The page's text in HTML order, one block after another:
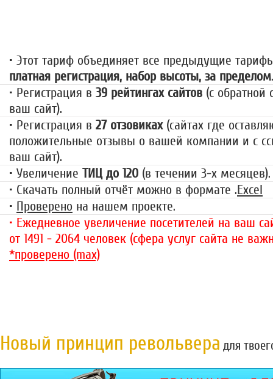
• Этот тариф объединяет все предыдущие
платная регистрация, набор высоты, за пределом.
• Регистрация в 39 рейтингах сайтов (с обратной
ваш сайт).
• Регистрация в 27 отзовиках(сайтах где
положительные отзывы о вашей компании и с
ваш сайт).
• Увеличение ТИЦ до 120 (в течении 3-х месяцев).
• Скачать полный отчёт можно в формате .Excel
• Проверено на нашем проекте.
• Ежедневное увеличение посетителей на ваш
от 1491 - 2064 человек (сфера услуг сайта не
*проверено (max)
Новый принцип револьвера для